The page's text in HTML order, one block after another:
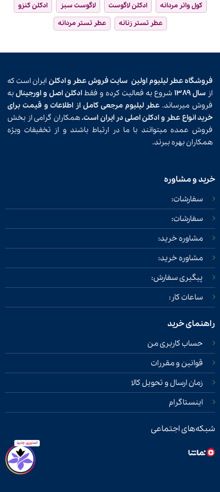
کول واتر مردانه
ادکلن لاگوست لاگوست سبز
ادکلن کنزو
عطر تستر زنانه
عطر تستر مردانه
فروشگاه عطر لیلیوم اولین سایت فروش عطر و ادکلن ایران است که
از سال ۱۳۸۹ شروع به فعالیت کرده و فقط ادکلن اصل و اورجینال به
فروش میرساند. عطر لیلیوم مرجعی کامل از اطلاعات و قیمت برای
خرید انواع عطر و ادکلن اصلی در ایران است.همکاران گرامی از بخش
فروش عمده میتوانند با ما در ارتباط باشند و از تخفیفات ویژه
همکاران بهره ببرند.
خرید و مشاوره
سفارشات:
سفارشات:
مشاوره خرید:
مشاوره خرید:
پیگیری سفارش:
ساعات کار:
راهنمای خرید
حساب کاربری من
قوانین و مقررات
زمان ارسال و تحویل کالا
اینستاگرام
شبکه‌های اجتماعی